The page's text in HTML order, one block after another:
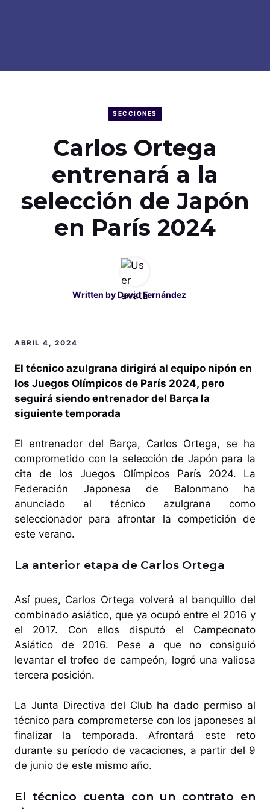
SECCIONES
Carlos Ortega
entrenará a la
selección de Japón
en París 2024
Written byDavid Fernández
ABRIL 4, 2024
El técnico azulgrana dirigirá al equipo nipón en
los Juegos Olímpicos de París 2024, pero
seguirá siendo entrenador del Barça la
siguiente temporada
El entrenador del Barça, Carlos Ortega, se ha
comprometido con la selección de Japón para la
cita de los Juegos Olímpicos París 2024. La
Federación Japonesa de Balonmano ha
anunciado al técnico azulgrana como
seleccionador para afrontar la competición de
este verano.
La anterior etapa de Carlos Ortega
Así pues, Carlos Ortega volverá al banquillo del
combinado asiático, que ya ocupó entre el 2016 y
el 2017. Con ellos disputó el Campeonato
Asiático de 2016. Pese a que no consiguió
levantar el trofeo de campeón, logró una valiosa
tercera posición.
La Junta Directiva del Club ha dado permiso al
técnico para comprometerse con los japoneses al
finalizar la temporada. Afrontará este reto
durante su período de vacaciones, a partir del 9
de junio de este mismo año.
El técnico cuenta con un contrato en